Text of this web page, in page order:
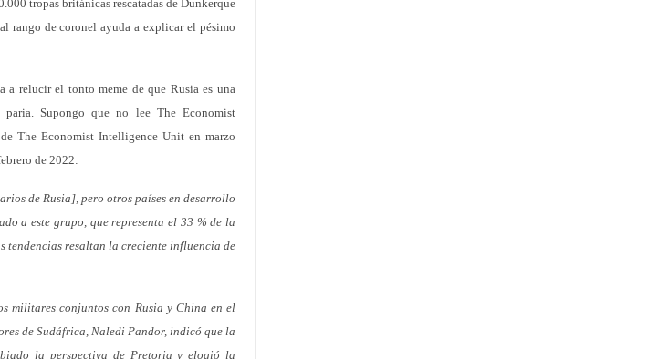
tropas británicas rescatadas de Dunkerque
rango de coronel ayuda a explicar el pésimo
a relucir el tonto meme de que Rusia es una
Supongo que no lee The Economist
The Economist Intelligence Unit en marzo
de 2022:
de Rusia], pero otros países en desarrollo
a este grupo, que representa el 33 % de la
tendencias resaltan la creciente influencia de
militares conjuntos con Rusia y China en el
de Sudáfrica, Naledi Pandor, indicó que la
la perspectiva de Pretoria y elogió la